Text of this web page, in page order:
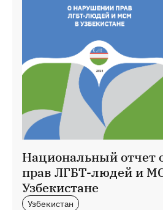
Национальный отчет
прав ЛГБТ-людей и
Узбекистане
Узбекистан